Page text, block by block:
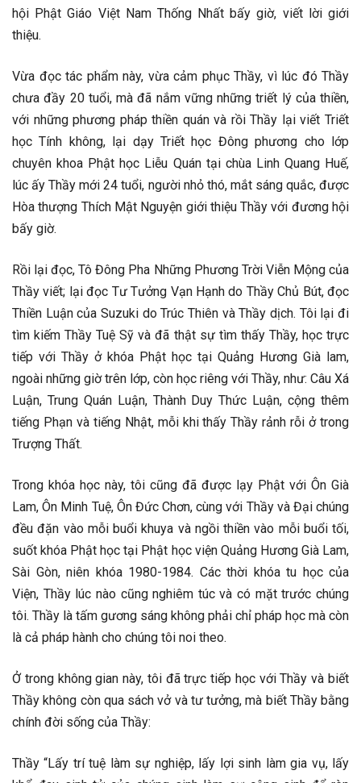
hội Phật Giáo Việt Nam Thống Nhất bấy giờ, viết lời giới
thiệu.
Vừa đọc tác phẩm này, vừa cảm phục Thầy, vì lúc đó Thầy
chưa đầy 20 tuổi, mà đã nắm vững những triết lý của thiền,
với những phương pháp thiền quán và rồi Thầy lại viết Triết
học Tính không, lại dạy Triết học Đông phương cho lớp
chuyên khoa Phật học Liễu Quán tại chùa Linh Quang Huế,
lúc ấy Thầy mới 24 tuổi, người nhỏ thó, mắt sáng quắc, được
Hòa thượng Thích Mật Nguyện giới thiệu Thầy với đương hội
bấy giờ.
Rồi lại đọc, Tô Đông Pha Những Phương Trời Viễn Mộng của
Thầy viết; lại đọc Tư Tưởng Vạn Hạnh do Thầy Chủ Bút, đọc
Thiền Luận của Suzuki do Trúc Thiên và Thầy dịch. Tôi lại đi
tìm kiếm Thầy Tuệ Sỹ và đã thật sự tìm thấy Thầy, học trực
tiếp với Thầy ở khóa Phật học tại Quảng Hương Già lam,
ngoài những giờ trên lớp, còn học riêng với Thầy, như: Câu Xá
Luận, Trung Quán Luận, Thành Duy Thức Luận, cộng thêm
tiếng Phạn và tiếng Nhật, mỗi khi thấy Thầy rảnh rỗi ở trong
Trượng Thất.
Trong khóa học này, tôi cũng đã được lạy Phật với Ôn Già
Lam, Ôn Minh Tuệ, Ôn Đức Chơn, cùng với Thầy và Đại chúng
đều đặn vào mỗi buổi khuya và ngồi thiền vào mỗi buổi tối,
suốt khóa Phật học tại Phật học viện Quảng Hương Già Lam,
Sài Gòn, niên khóa 1980-1984. Các thời khóa tu học của
Viện, Thầy lúc nào cũng nghiêm túc và có mặt trước chúng
tôi. Thầy là tấm gương sáng không phải chỉ pháp học mà còn
là cả pháp hành cho chúng tôi noi theo.
Ở trong không gian này, tôi đã trực tiếp học với Thầy và biết
Thầy không còn qua sách vở và tư tưởng, mà biết Thầy bằng
chính đời sống của Thầy:
Thầy “Lấy trí tuệ làm sự nghiệp, lấy lợi sinh làm gia vụ, lấy